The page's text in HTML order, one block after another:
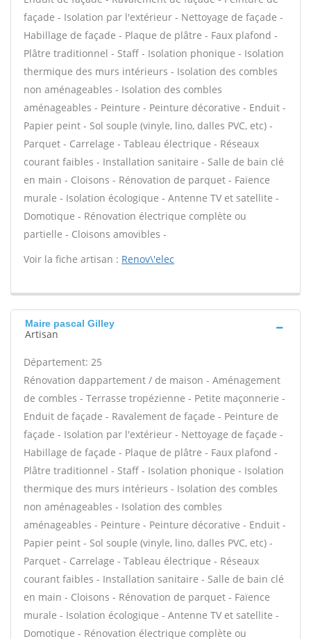
façade - Isolation par l'extérieur - Nettoyage de façade -
Habillage de façade - Plaque de plâtre - Faux plafond -
Plâtre traditionnel - Staff - Isolation phonique - Isolation
thermique des murs intérieurs - Isolation des combles
non aménageables - Isolation des combles
aménageables - Peinture - Peinture décorative - Enduit -
Papier peint - Sol souple (vinyle, lino, dalles PVC, etc) -
Parquet - Carrelage - Tableau électrique - Réseaux
courant faibles - Installation sanitaire - Salle de bain clé
en main - Cloisons - Rénovation de parquet - Faïence
murale - Isolation écologique - Antenne TV et satellite -
Domotique - Rénovation électrique complète ou
partielle - Cloisons amovibles -
Voir la fiche artisan : Renov\'elec
Maire pascal Gilley
Artisan
Département: 25
Rénovation dappartement / de maison - Aménagement
de combles - Terrasse tropézienne - Petite maçonnerie -
Enduit de façade - Ravalement de façade - Peinture de
façade - Isolation par l'extérieur - Nettoyage de façade -
Habillage de façade - Plaque de plâtre - Faux plafond -
Plâtre traditionnel - Staff - Isolation phonique - Isolation
thermique des murs intérieurs - Isolation des combles
non aménageables - Isolation des combles
aménageables - Peinture - Peinture décorative - Enduit -
Papier peint - Sol souple (vinyle, lino, dalles PVC, etc) -
Parquet - Carrelage - Tableau électrique - Réseaux
courant faibles - Installation sanitaire - Salle de bain clé
en main - Cloisons - Rénovation de parquet - Faïence
murale - Isolation écologique - Antenne TV et satellite -
Domotique - Rénovation électrique complète ou